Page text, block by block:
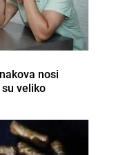
nosi
veliko